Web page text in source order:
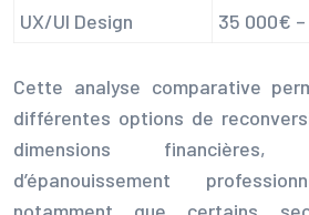
UX/UI Design
35 000€
Cette analyse comparative
différentes options de
dimensions
d’épanouissement